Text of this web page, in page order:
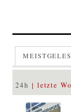
24h letzte